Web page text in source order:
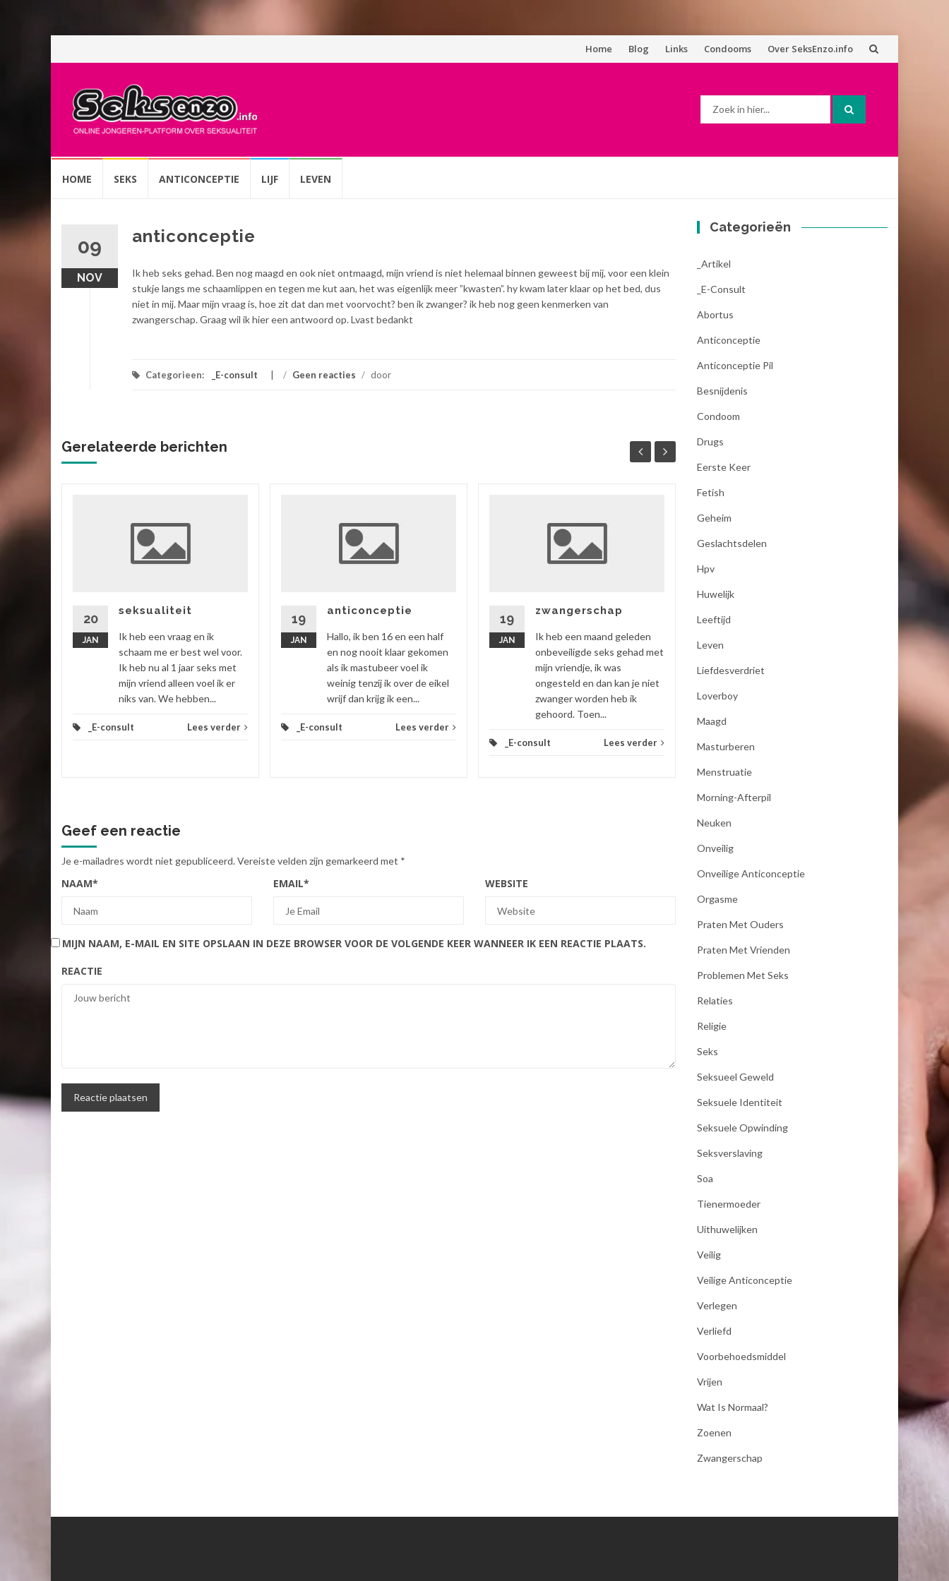
Spring
Home Blog Links Condooms Over SeksEnzo.info
naarHOME SEKS ANTICONCEPTIE LIJF LEVEN
09
NOV
anticonceptie
Ik heb seks gehad. Ben nog maagd en ook niet ontmaagd, mijn vriend is niet helemaal binnen geweest bij mij, voor een klein
stukje langs me schaamlippen en tegen me kut aan, het was eigenlijk meer ”kwasten”. hy kwam later klaar op het bed, dus
niet in mij. Maar mijn vraag is, hoe zit dat dan met voorvocht? ben ik zwanger? ik heb nog geen kenmerken van
zwangerschap. Graag wil ik hier een antwoord op. Lvast bedankt
Categorieen: _E-consult / Geen reacties / door
Gerelateerde berichten
20
JAN
seksualiteit
Ik heb een vraag en ik
schaam me er best wel voor.
Ik heb nu al 1 jaar seks met
mijn vriend alleen voel ik er
niks van. We hebben...
_E-consult Lees verder
19
JAN
anticonceptie
Hallo, ik ben 16 en een half
en nog nooit klaar gekomen
als ik mastubeer voel ik
weinig tenzij ik over de eikel
wrijf dan krijg ik een...
_E-consult Lees verder
19
JAN
zwangerschap
Ik heb een maand geleden
onbeveiligde seks gehad met
mijn vriendje, ik was
ongesteld en dan kan je niet
zwanger worden heb ik
gehoord. Toen...
_E-consult Lees verder
19
JAN
Als mijn vrouw mij bevredigd
_E-consult _E-
Geef een reactie
Je e-mailadres wordt niet gepubliceerd.Vereiste velden zijn gemarkeerd met *
NAAM* EMAIL* WEBSITE
MIJN NAAM, E-MAIL EN SITE OPSLAAN IN DEZE BROWSER VOOR DE VOLGENDE KEER WANNEER IK EEN REACTIE PLAATS.
REACTIE
Categorieën
_Artikel
_E-Consult
Abortus
Anticonceptie
Anticonceptie Pil
Besnijdenis
Condoom
Drugs
Eerste Keer
Fetish
Geheim
Geslachtsdelen
Hpv
Huwelijk
Leeftijd
Leven
Liefdesverdriet
Loverboy
Maagd
Masturberen
Menstruatie
Morning-Afterpil
Neuken
Onveilig
Onveilige Anticonceptie
Orgasme
Praten Met Ouders
Praten Met Vrienden
Problemen Met Seks
Relaties
Religie
Seks
Seksueel Geweld
Seksuele Identiteit
Seksuele Opwinding
Seksverslaving
Soa
Tienermoeder
Uithuwelijken
Veilig
Veilige Anticonceptie
Verlegen
Verliefd
Voorbehoedsmiddel
Vrijen
Wat Is Normaal?
Zoenen
Zwangerschap